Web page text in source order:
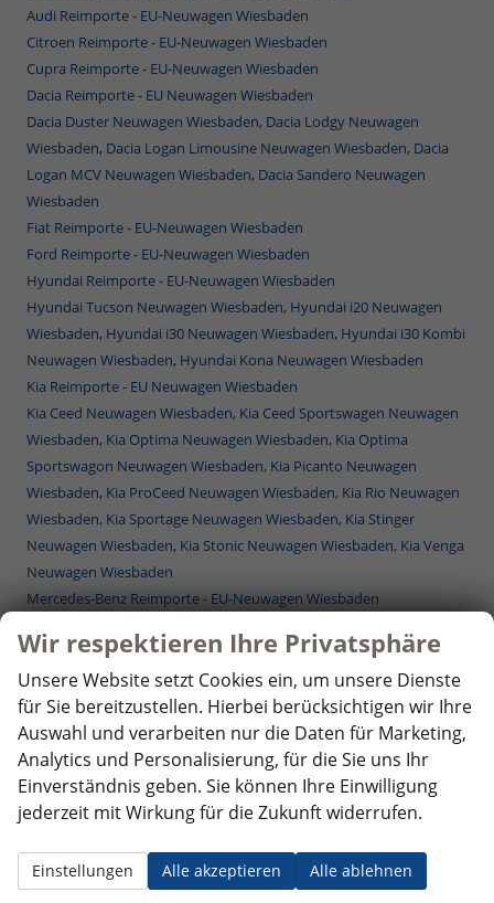
Audi Reimporte - EU-Neuwagen Wiesbaden
Citroen Reimporte - EU-Neuwagen Wiesbaden
Cupra Reimporte - EU-Neuwagen Wiesbaden
Dacia Reimporte - EU Neuwagen Wiesbaden
Dacia Duster Neuwagen Wiesbaden, Dacia Lodgy Neuwagen
Wiesbaden, Dacia Logan Limousine Neuwagen Wiesbaden, Dacia
Logan MCV Neuwagen Wiesbaden, Dacia Sandero Neuwagen
Wiesbaden
Fiat Reimporte - EU-Neuwagen Wiesbaden
Ford Reimporte - EU-Neuwagen Wiesbaden
Hyundai Reimporte - EU-Neuwagen Wiesbaden
Hyundai Tucson Neuwagen Wiesbaden, Hyundai i20 Neuwagen
Wiesbaden, Hyundai i30 Neuwagen Wiesbaden, Hyundai i30 Kombi
Neuwagen Wiesbaden, Hyundai Kona Neuwagen Wiesbaden
Kia Reimporte - EU Neuwagen Wiesbaden
Kia Ceed Neuwagen Wiesbaden, Kia Ceed Sportswagen Neuwagen
Wiesbaden, Kia Optima Neuwagen Wiesbaden, Kia Optima
Sportswagon Neuwagen Wiesbaden, Kia Picanto Neuwagen
Wiesbaden, Kia ProCeed Neuwagen Wiesbaden, Kia Rio Neuwagen
Wiesbaden, Kia Sportage Neuwagen Wiesbaden, Kia Stinger
Neuwagen Wiesbaden, Kia Stonic Neuwagen Wiesbaden, Kia Venga
Neuwagen Wiesbaden
Mercedes-Benz Reimporte - EU-Neuwagen Wiesbaden
Opel Reimporte - EU Neuwagen Wiesbaden
Peugeot Reimporte - EU Neuwagen Wiesbaden
Renault Reimporte - EU Neuwagen Wiesbaden
Seat Reimporte - EU Neuwagen Wiesbaden
Seat Alhambra Neuwagen Wiesbaden, Seat Arona Combi
Neuwagen Wiesbaden, Seat Ateca Neuwagen Wiesbaden,Seat Ibiza
Neuwagen Wiesbaden,Seat Leon Neuwagen Wiesbaden,Seat Leon
Wiesbaden
Skoda Reimporte - EU Neuwagen Wiesbaden
Wir respektieren Ihre Privatsphäre
Unsere Website setzt Cookies ein, um unsere Dienste
für Sie bereitzustellen. Hierbei berücksichtigen wir Ihre
Auswahl und verarbeiten nur die Daten für Marketing,
Analytics und Personalisierung, für die Sie uns Ihr
Einverständnis geben. Sie können Ihre Einwilligung
jederzeit mit Wirkung für die Zukunft widerrufen.
Alle akzeptieren Alle ablehnen
Einstellungen